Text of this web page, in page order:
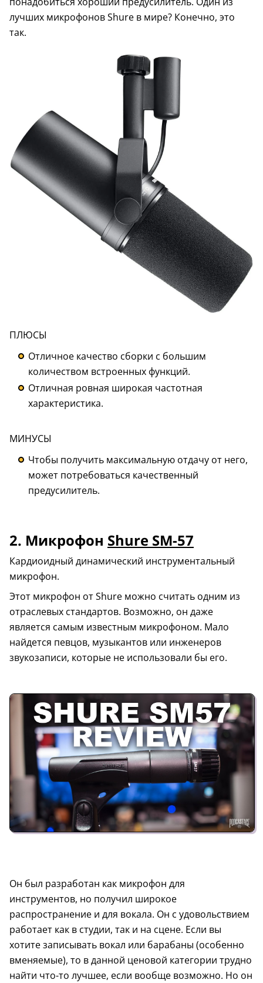
лучших микрофонов Shure в мире? Конечно, это
так.
ПЛЮСЫ
Отличное качество сборки с большим
количеством встроенных функций.
Отличная ровная широкая частотная
характеристика.
МИНУСЫ
Чтобы получить максимальную отдачу от него,
может потребоваться качественный
предусилитель.
2. Микрофон Shure SM-57
Кардиоидный динамический инструментальный
микрофон.
Этот микрофон от Shure можно считать одним из
отраслевых стандартов. Возможно, он даже
является самым известным микрофоном. Мало
найдется певцов, музыкантов или инженеров
звукозаписи, которые не использовали бы его.
Он был разработан как микрофон для
инструментов, но получил широкое
распространение и для вокала. Он с удовольствием
работает как в студии, так и на сцене. Если вы
хотите записывать вокал или барабаны (особенно
вменяемые), то в данной ценовой категории трудно
найти что-то лучшее, если вообще возможно. Но он